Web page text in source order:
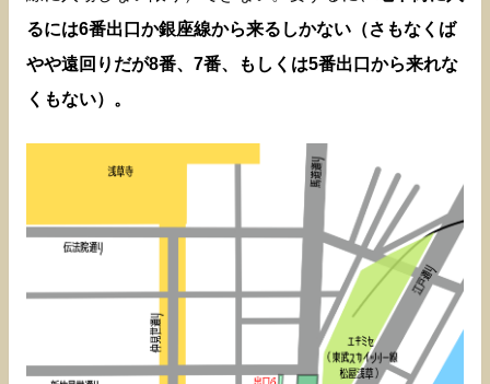
るには6番出口か銀座線から来るしかない（さもなくば
やや遠回りだが8番、7番、もしくは5番出口から来れな
くもない）。